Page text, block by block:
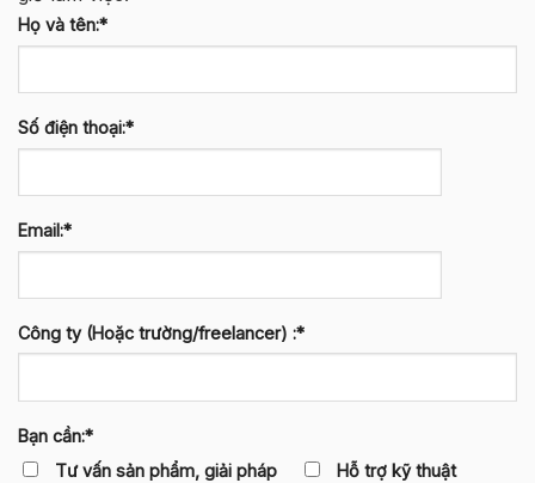
Họ và tên:*
Số điện thoại:*
Email:*
Công ty (Hoặc trường/freelancer) :*
Bạn cần:*
Tư vấn sản phẩm, giải pháp
Hỗ trợ kỹ thuật